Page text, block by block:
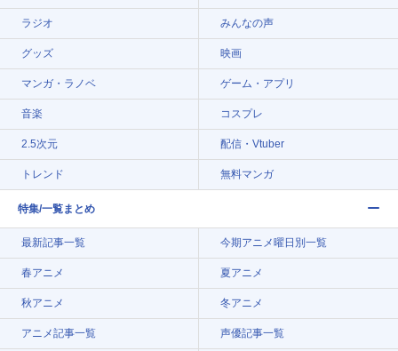
ラジオ みんなの声
グッズ 映画
マンガ・ラノベ ゲーム・アプリ
音楽 コスプレ
2.5次元 配信・Vtuber
トレンド 無料マンガ
特集/一覧まとめ
最新記事一覧 今期アニメ曜日別一覧
春アニメ 夏アニメ
秋アニメ 冬アニメ
アニメ記事一覧 声優記事一覧